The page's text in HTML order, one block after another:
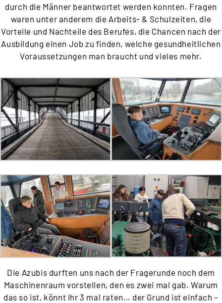
durch die Männer beantwortet werden konnten. Fragen
waren unter anderem die Arbeits- & Schulzeiten, die
Vorteile und Nachteile des Berufes, die Chancen nach der
Ausbildung einen Job zu finden, welche gesundheitlichen
Voraussetzungen man braucht und vieles mehr.
Die Azubis durften uns nach der Fragerunde noch dem
Maschinenraum vorstellen, den es zwei mal gab. Warum
das so ist, könnt ihr 3 mal raten… der Grund ist einfach –